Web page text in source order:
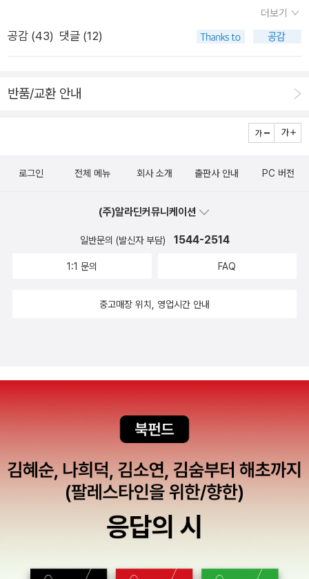
게 되면 미련과 아쉬움을 버리고 기증박스에 올려놓게 되어버린
다. 한번이라도 책을 읽고 넘기려면 다 읽어야하는데. 그래서 책
잘 읽힌다고 하니. 어쩌나. 난 이미 작년에 구입한 책도, 아니지
- 아니, 사실 세게문학 책은 십년이 되었는데도 책장에 꽂혀있기
미뤄둔거라 핑계를 대고 있기는 하지만. 지금 읽는 책은 프랑스의
이제야 읽어보기 시작하는 책이지만. 마을의 축제는 장미축제인
데 장미꽃이 넘쳐나는 마을 사진은 한장도 없다는것이 아쉽다.
말의 시간으로, 주중의 시간은 주중의 시간으로 세다보면 그렇게
가끔 분리될 때가 있긴 해요. 하지만 실제 시간은 그런 게 아니라
서, 날씨는 많이 따뜻해졌습니다. 저녁 뉴스를 보니까, 아침에 오
일교차가 상당합니다. 지금은 오후 9시가 지났는데, 아직 6도 정
도 됩니다. 내일은 아침 최저기온이 4도 정도 된다고 하는데, 낮
기온이 오늘보다 조금 더 낮을지도 모르겠어요. 하지만 점점 따뜻
예정입니다. 지난 주말, 우리집 앞은 아니지만, 우리 시에도 눈이
울처럼 눈이 많이 온 사진을 봤어요. 믿기 어렵지만 지난주 그러
니까 며칠 전의 일입니다. 주말에 날씨가 흐리고 비가 오거나 하
면서 좋지 않았는데, 오늘 오후엔 날씨가 맑고 햇볕이 따뜻한 날
었는데, 햇볕이 너무 좋아서, 잠깐 더 걷고 싶었습니다만, 들어와
을 정도 느낌이었어요. 마음 바쁘게 다녀올 때는 여러가지 자세
않고 바로 창구로 갈 수 있었고, 그리고 간단하게 끝내고 돌아와
서 좋았어요. 오는 길에 햄버거 세트 사오고 싶었지만, 요즘 확진
자가 너무 많이 생기는 시기라서, 그냥 참고 집으로 와서 간단한
점심을 먹었습니다. 좋아하지는 않아도, 그 앞을 지나가려니, 갑
자기 김밥가게 앞에서는 유리창 너머 김밥 만드는 것을 보면 맛있
을 것 같고, 햄버거 가게 앞의 유리창에 커다란 광고 사진 보니까
그것도 생각나는 걸 보면, 그동안 실내생활이 길었던 것 같기도
더보기
공감 (43) 댓글 (12)
반품/교환 안내
로그인 전체 메뉴 회사 소개 출판사 안내 PC 버전
(주)알라딘커뮤니케이션
일반문의 (발신자 부담) 1544-2514
1:1 문의 FAQ
중고매장 위치, 영업시간 안내